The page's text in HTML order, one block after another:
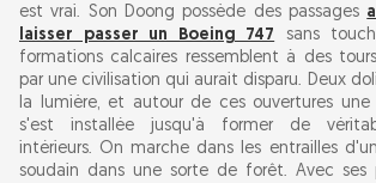
est vrai. Son Doong possède des passages
laisser passer un Boeing 747 sans
formations calcaires ressemblent à des
par une civilisation qui aurait disparu. Deux
la lumière, et autour de ces ouvertures
s'est installée jusqu'à former de
intérieurs. On marche dans les entrailles
soudain dans une sorte de forêt. Avec ses